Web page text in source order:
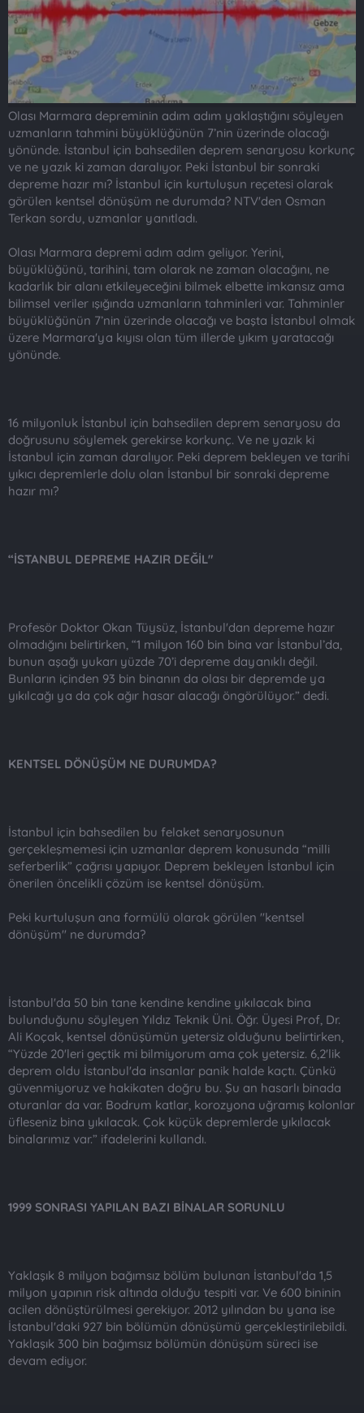
Olası Marmara depreminin adım adım yaklaştığını söyleyen
uzmanların tahmini büyüklüğünün 7’nin üzerinde olacağı
yönünde. İstanbul için bahsedilen deprem senaryosu korkunç
ve ne yazık ki zaman daralıyor. Peki İstanbul bir sonraki
depreme hazır mı? İstanbul için kurtuluşun reçetesi olarak
görülen kentsel dönüşüm ne durumda? NTV'den Osman
Terkan sordu, uzmanlar yanıtladı.
Olası Marmara depremi adım adım geliyor. Yerini,
büyüklüğünü, tarihini, tam olarak ne zaman olacağını, ne
kadarlık bir alanı etkileyeceğini bilmek elbette imkansız ama
bilimsel veriler ışığında uzmanların tahminleri var. Tahminler
büyüklüğünün 7’nin üzerinde olacağı ve başta İstanbul olmak
üzere Marmara'ya kıyısı olan tüm illerde yıkım yaratacağı
yönünde.
16 milyonluk İstanbul için bahsedilen deprem senaryosu da
doğrusunu söylemek gerekirse korkunç. Ve ne yazık ki
İstanbul için zaman daralıyor. Peki deprem bekleyen ve tarihi
yıkıcı depremlerle dolu olan İstanbul bir sonraki depreme
hazır mı?
“İSTANBUL DEPREME HAZIR DEĞİL"
Profesör Doktor Okan Tüysüz, İstanbul'dan depreme hazır
olmadığını belirtirken, “1 milyon 160 bin bina var İstanbul’da,
bunun aşağı yukarı yüzde 70’i depreme dayanıklı değil.
Bunların içinden 93 bin binanın da olası bir depremde ya
yıkılcağı ya da çok ağır hasar alacağı öngörülüyor.” dedi.
KENTSEL DÖNÜŞÜM NE DURUMDA?
İstanbul için bahsedilen bu felaket senaryosunun
gerçekleşmemesi için uzmanlar deprem konusunda “milli
seferberlik” çağrısı yapıyor. Deprem bekleyen İstanbul için
önerilen öncelikli çözüm ise kentsel dönüşüm.
Peki kurtuluşun ana formülü olarak görülen "kentsel
dönüşüm" ne durumda?
İstanbul'da 50 bin tane kendine kendine yıkılacak bina
bulunduğunu söyleyen Yıldız Teknik Üni. Öğr. Üyesi Prof, Dr.
Ali Koçak, kentsel dönüşümün yetersiz olduğunu belirtirken,
“Yüzde 20'leri geçtik mi bilmiyorum ama çok yetersiz. 6,2'lik
deprem oldu İstanbul'da insanlar panik halde kaçtı. Çünkü
güvenmiyoruz ve hakikaten doğru bu. Şu an hasarlı binada
oturanlar da var. Bodrum katlar, korozyona uğramış kolonlar
üfleseniz bina yıkılacak. Çok küçük depremlerde yıkılacak
binalarımız var.” ifadelerini kullandı.
1999 SONRASI YAPILAN BAZI BİNALAR SORUNLU
Yaklaşık 8 milyon bağımsız bölüm bulunan İstanbul'da 1,5
milyon yapının risk altında olduğu tespiti var. Ve 600 bininin
acilen dönüştürülmesi gerekiyor. 2012 yılından bu yana ise
İstanbul'daki 927 bin bölümün dönüşümü gerçekleştirilebildi.
Yaklaşık 300 bin bağımsız bölümün dönüşüm süreci ise
devam ediyor.